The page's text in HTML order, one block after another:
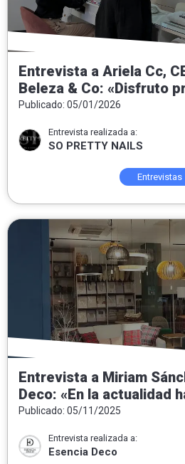
Entrevista a Ariela Cc,
Beleza & Co: «Disfruto
entregar felicidad a las
Publicado: 05/01/2026
Entrevista realizada a:
SO PRETTY NAILS
Entrevistas
Entrevista a Miriam
Deco: «En la actualidad
tendencias pero nuestra
Publicado: 05/11/2025
Entrevista realizada a:
Esencia Deco